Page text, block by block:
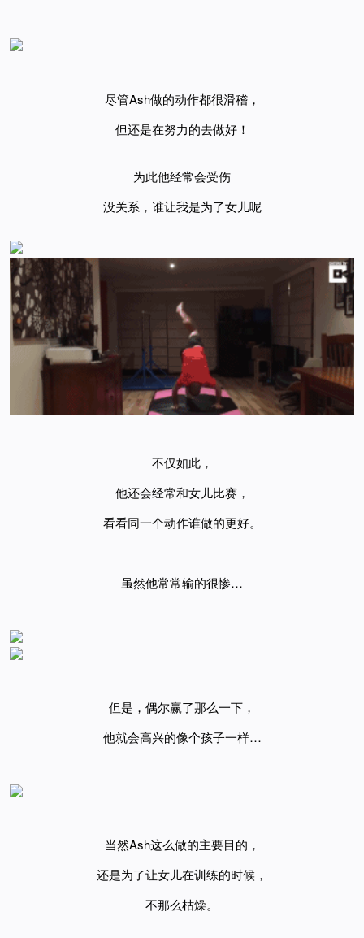
尽管Ash做的动作都很滑稽，
但还是在努力的去做好！
为此他经常会受伤
没关系，谁让我是为了女儿呢
不仅如此，
他还会经常和女儿比赛，
看看同一个动作谁做的更好。
虽然他常常输的很惨…
但是，偶尔赢了那么一下，
他就会高兴的像个孩子一样…
当然Ash这么做的主要目的，
还是为了让女儿在训练的时候，
不那么枯燥。